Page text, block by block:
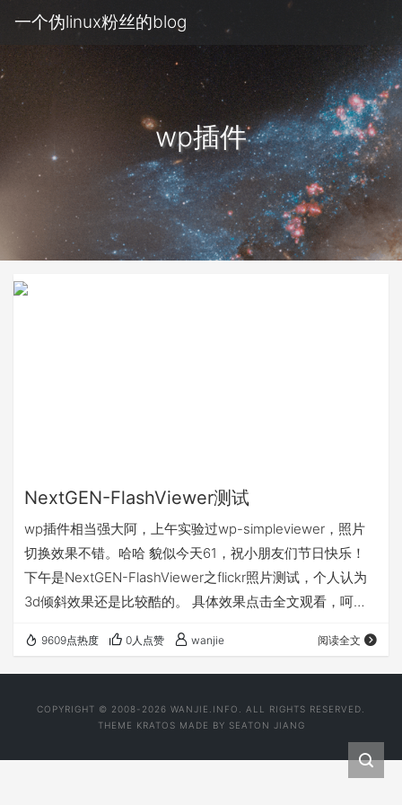
一个伪linux粉丝的blog
wp插件
NextGEN-FlashViewer测试
wp插件相当强大阿，上午实验过wp-simpleviewer，照片
切换效果不错。哈哈 貌似今天61，祝小朋友们节日快乐！
下午是NextGEN-FlashViewer之flickr照片测试，个人认为
3d倾斜效果还是比较酷的。 具体效果点击全文观看，呵
9609点热度 0人点赞 wanjie 阅读全文
COPYRIGHT © 2008-2026 WANJIE.INFO. ALL RIGHTS RESERVED.
THEME KRATOS MADE BY SEATON JIANG